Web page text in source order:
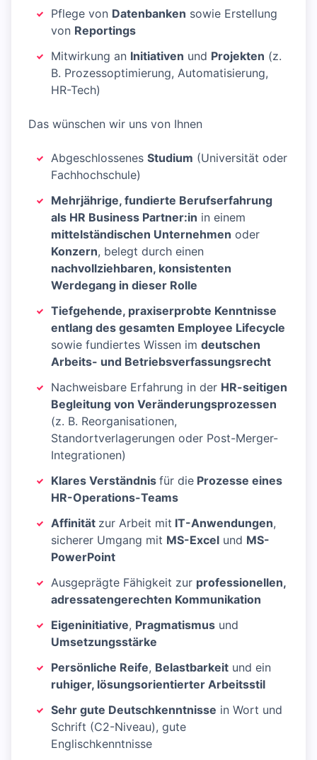
Pflege von Datenbanken sowie Erstellung
von Reportings
Mitwirkung an Initiativen und Projekten (z.
B. Prozessoptimierung, Automatisierung,
HR-Tech)
Das wünschen wir uns von Ihnen
Abgeschlossenes Studium (Universität oder
Fachhochschule)
Mehrjährige, fundierte Berufserfahrung
als HR Business Partner:in in einem
mittelständischen Unternehmen oder
Konzern, belegt durch einen
nachvollziehbaren, konsistenten
Werdegang in dieser Rolle
Tiefgehende, praxiserprobte Kenntnisse
entlang des gesamten Employee Lifecycle
sowie fundiertes Wissen im deutschen
Arbeits- und Betriebsverfassungsrecht
Nachweisbare Erfahrung in der HR-seitigen
Begleitung von Veränderungsprozessen
(z. B. Reorganisationen,
Standortverlagerungen oder Post-Merger-
Integrationen)
Klares Verständnis für die Prozesse eines
HR-Operations-Teams
Affinität zur Arbeit mit IT-Anwendungen,
sicherer Umgang mit MS-Excel und MS-
PowerPoint
Ausgeprägte Fähigkeit zur professionellen,
adressatengerechten Kommunikation
Eigeninitiative, Pragmatismus und
Umsetzungsstärke
Persönliche Reife, Belastbarkeit und ein
ruhiger, lösungsorientierter Arbeitsstil
Sehr gute Deutschkenntnisse in Wort und
Schrift (C2-Niveau), gute
Englischkenntnisse